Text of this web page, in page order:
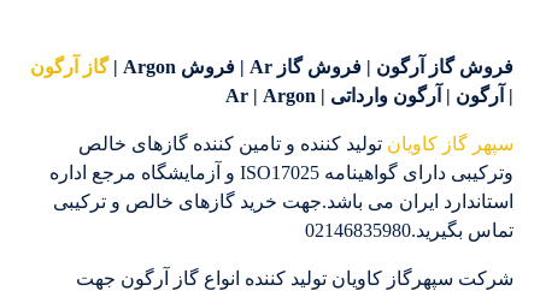
فروش گاز آرگون | فروش گاز Ar | فروش Argon |
گاز آرگون
| آرگون | آرگون وارداتی | Ar | Argon
سپهر گاز کاویان تولید کننده و تامین کننده گازهای خالص
وترکیبی دارای گواهینامه ISO17025 و آزمایشگاه مرجع اداره
استاندارد ایران می باشد.جهت خرید گازهای خالص و ترکیبی
تماس بگیرید.02146835980
شرکت سپهرگاز کاویان تولید کننده انواع گاز آرگون جهت